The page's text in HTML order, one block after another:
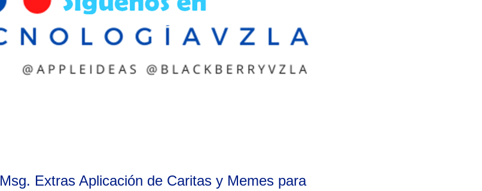
Msg. Extras Aplicación de Caritas y Memes para